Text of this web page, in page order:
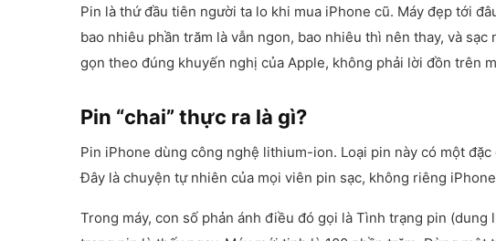
Pin là thứ đầu tiên người ta lo khi mua iPhone cũ. Máy đẹp tới
bao nhiêu phần trăm là vẫn ngon, bao nhiêu thì nên thay, và
gọn theo đúng khuyến nghị của Apple, không phải lời đồn trên
Pin “chai” thực ra là gì?
Pin iPhone dùng công nghệ lithium-ion. Loại pin này có một
Đây là chuyện tự nhiên của mọi viên pin sạc, không riêng
Trong máy, con số phản ánh điều đó gọi là Tình trạng pin (dung